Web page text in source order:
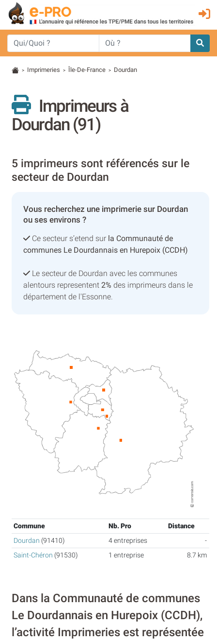
> Imprimeries > Île-De-France > Dourdan
Imprimeurs à
Dourdan (91)
5 imprimeurs sont référencés sur le
secteur de Dourdan
Vous recherchez une imprimerie sur Dourdan
ou ses environs ?
Ce secteur s’etend sur la Communauté de
communes Le Dourdannais en Hurepoix (CCDH)
Le secteur de Dourdan avec les communes
alentours representent 2% des imprimeurs dans le
département de l'Essonne.
Commune Nb. Pro
Distance
Dourdan (91410) 4 entreprises
-
Saint-Chéron (91530) 1 entreprise 8.7 km
Dans la Communauté de communes
Le Dourdannais en Hurepoix (CCDH),
l’activité Imprimeries est représentée